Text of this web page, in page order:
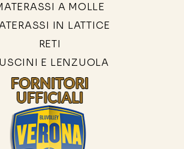
A MOLLE
IN LATTICE
RETI
E LENZUOLA